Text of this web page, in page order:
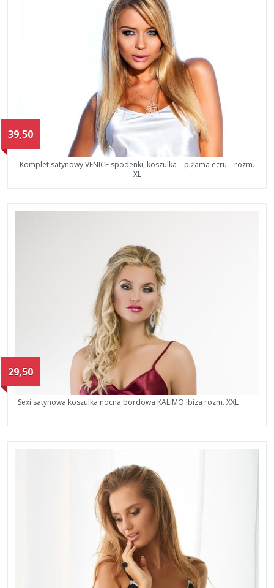
39,50
Komplet satynowy VENICE spodenki, koszulka – piżama ecru – rozm.
XL
29,50
Sexi satynowa koszulka nocna bordowa KALIMO Ibiza rozm. XXL